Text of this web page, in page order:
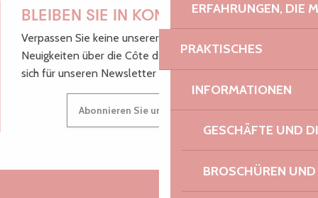
ERFAHRUNGEN, DIE
PRAKTISCHES
INFORMATIONEN
GESCHÄFTE UND
BROSCHÜREN
BLEIBEN SIE IN KONTAKT!
Verpassen Sie keine unserer guten Tipps und
Neuigkeiten über die Côte de Granit Rose, melden Sie
sich für unseren Newsletter an.
Abonnieren Sie unseren Newsletter